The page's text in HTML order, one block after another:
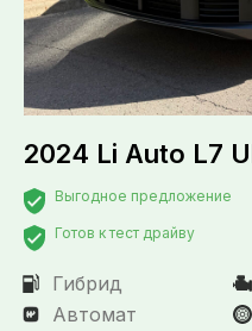
2024 Li Auto L7
Выгодное предложение
Готов к тест драйву
Гибрид
Автомат